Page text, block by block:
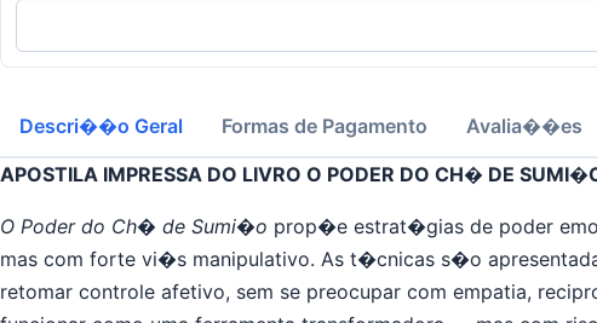
Descri��o Geral Formas de Pagamento
Avalia��es
APOSTILA IMPRESSA DO LIVRO O PODER DO CH� DE
O Poder do Ch� de Sumi�o prop�e estrat�gias de poder
mas com forte vi�s manipulativo. As t�cnicas s�o
retomar controle afetivo, sem se preocupar com empatia,